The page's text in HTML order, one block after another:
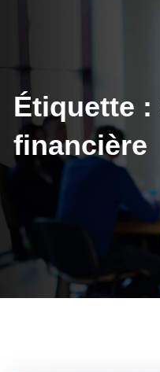
Étiquette :
financière